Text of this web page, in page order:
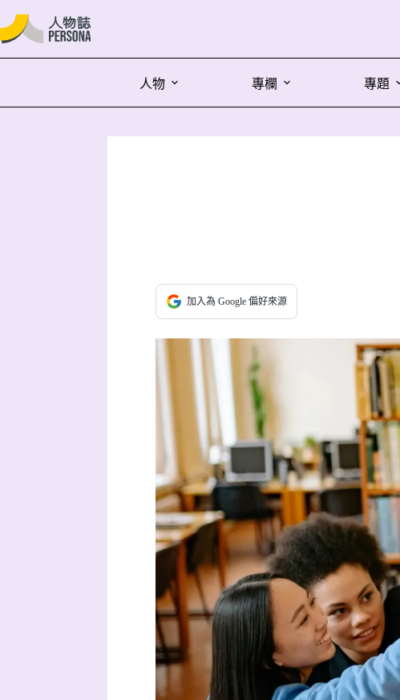
人物 專欄 專題
加入為 Google 偏好來源